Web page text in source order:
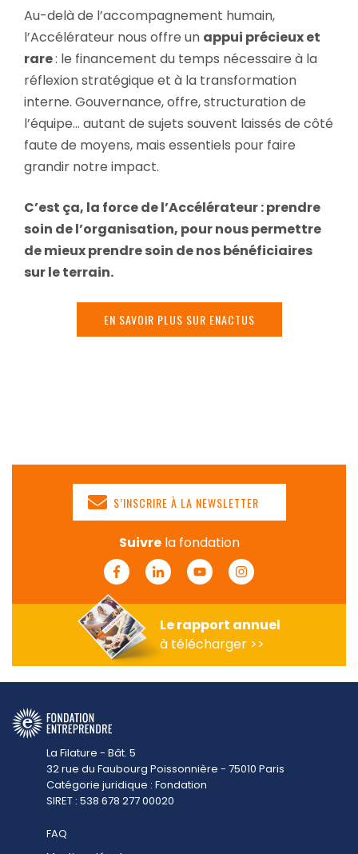
Au-delà de l’accompagnement humain,
l’Accélérateur nous offre un appui précieux et
rare: le financement du temps nécessaire à la
réflexion stratégique et à la transformation
interne. Gouvernance, offre, structuration de
l’équipe… autant de sujets souvent laissés de côté
faute de moyens, mais essentiels pour faire
grandir notre impact.
C’est ça, la force de l’Accélérateur : prendre
soin de l’organisation, pour nous permettre
de mieux prendre soin de nos bénéficiaires
sur le terrain.
EN SAVOIR PLUS SUR ENACTUS
S’INSCRIRE À LA NEWSLETTER
Suivrela fondation
FacebookLinkedinYoutubeInstagram
Le rapport annuel
à télécharger >>
La Filature - Bât. 5
32 rue du Faubourg Poissonnière - 75010 Paris
Catégorie juridique : Fondation
SIRET : 538 678 277 00020
FAQ